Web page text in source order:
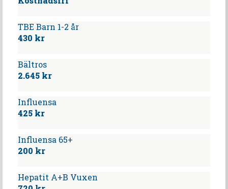
TBE Barn 1-2 år
430 kr
Bältros
2.645 kr
Influensa
425 kr
Influensa 65+
200 kr
Hepatit A+B Vuxen